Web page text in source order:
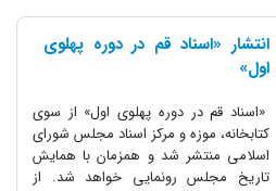
انتشار «اسناد قم در دوره پهلوی
اول»
«اسناد قم در دوره پهلوی اول» از سوی
کتابخانه، موزه و مرکز اسناد مجلس شورای
اسلامی منتشر شد و همزمان با همایش
تاریخ مجلس رونمایی خواهد شد. از